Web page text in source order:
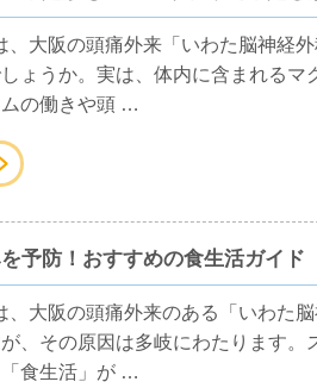
、大阪の頭痛外来「いわた脳神経
ょうか。実は、体内に含まれる
の働きや頭 …
予防！おすすめの食生活ガイド
、大阪の頭痛外来のある「いわた
、その原因は多岐にわたります
食生活」が …